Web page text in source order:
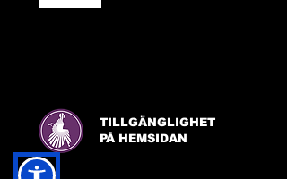
TILLGÄNGLIGHET
PÅ HEMSIDAN